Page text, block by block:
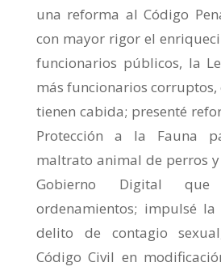
una reforma al Código
con mayor rigor el
funcionarios públicos, la
más funcionarios corruptos,
tienen cabida; presenté
Protección a la Fauna
maltrato animal de perros
Gobierno Digital
ordenamientos; impulsé
delito de contagio
Código Civil en